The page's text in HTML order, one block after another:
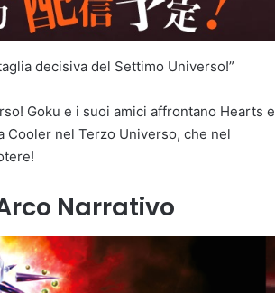
decisiva del Settimo Universo!”
Goku e i suoi amici affrontano Hearts e
Cooler nel Terzo Universo, che nel
Narrativo